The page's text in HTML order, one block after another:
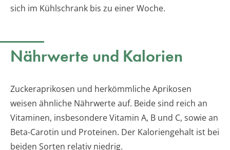
sich im Kühlschrank bis zu einer Woche.
Nährwerte und Kalorien
Zuckeraprikosen und herkömmliche Aprikosen
weisen ähnliche Nährwerte auf. Beide sind reich an
Vitaminen, insbesondere Vitamin A, B und C, sowie an
Beta-Carotin und Proteinen. Der Kaloriengehalt ist bei
beiden Sorten relativ niedrig.